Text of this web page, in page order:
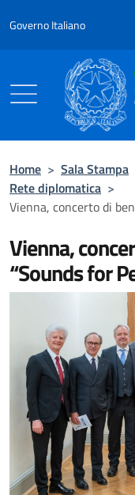
Governo Italiano
Intestazione
Home > Sala Stampa
Rete diplomatica >
Vienna, concerto di
Vienna,
“Sounds for